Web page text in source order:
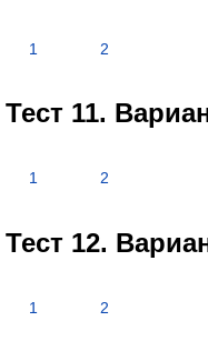
1 2
Тест 11.
1 2
Тест 12.
1 2